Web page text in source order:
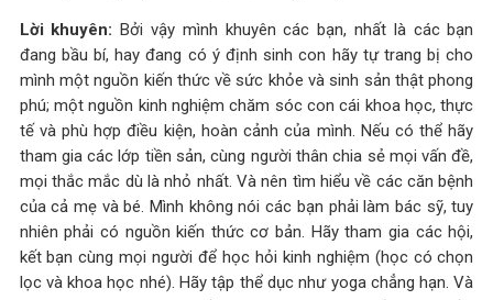
Lời khuyên: Bởi vậy mình khuyên các bạn, nhất là các bạn
đang bầu bí, hay đang có ý định sinh con hãy tự trang bị cho
mình một nguồn kiến thức về sức khỏe và sinh sản thật phong
phú; một nguồn kinh nghiệm chăm sóc con cái khoa học, thực
tế và phù hợp điều kiện, hoàn cảnh của mình. Nếu có thể hãy
tham gia các lớp tiền sản, cùng người thân chia sẻ mọi vấn đề,
mọi thắc mắc dù là nhỏ nhất. Và nên tìm hiểu về các căn bệnh
của cả mẹ và bé. Mình không nói các bạn phải làm bác sỹ, tuy
nhiên phải có nguồn kiến thức cơ bản. Hãy tham gia các hội,
kết bạn cùng mọi người để học hỏi kinh nghiệm (học có chọn
lọc và khoa học nhé). Hãy tập thể dục như yoga chẳng hạn. Và